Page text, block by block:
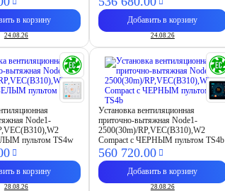
в корзину
24.08.26
Добавить в корзину
24.08.26
Node1-
пультом TS4w
в корзину
28.08.26
Установка вентиляционная
приточно-вытяжная Node1-
2500(30m)/RP,VEC(B310),W2
Compact с ЧЕРНЫМ пультом TS4b
560 720.00
Добавить в корзину
28.08.26